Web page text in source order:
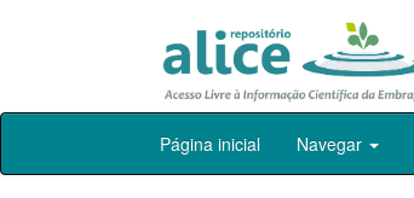
Skip
Página inicial Navegar